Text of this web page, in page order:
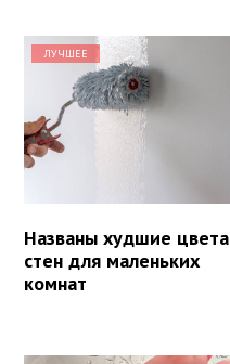
ЛУЧШЕЕ
Названы худшие цвета
стен для маленьких
комнат